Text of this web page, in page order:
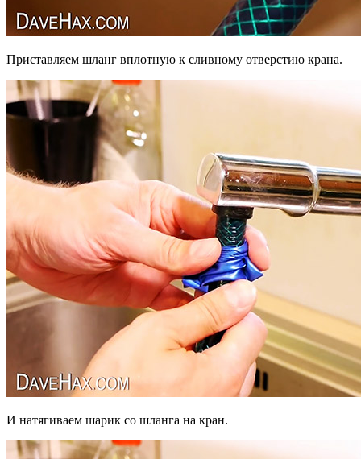
Приставляем шланг вплотную к сливному отверстию крана.
И натягиваем шарик со шланга на кран.